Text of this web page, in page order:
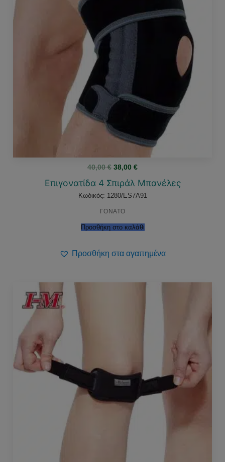
40,00€ Original
was:
40,00 €.
38,00 €Η
τιμή
είναι:
38,00 €.
Επιγονατίδα 4 Σπιράλ Μπανέλες
Κωδικός: 1280/ES7A91
ΓΟΝΑΤΟ
Προσθήκη στο καλάθι
Προσθήκη στα αγαπημένα